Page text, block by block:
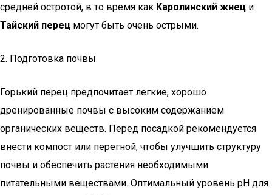
средней остротой, в то время как Каролинский жнец и
Тайский перец могут быть очень острыми.
2. Подготовка почвы
Горький перец предпочитает легкие, хорошо
дренированные почвы с высоким содержанием
органических веществ. Перед посадкой рекомендуется
внести компост или перегной, чтобы улучшить структуру
почвы и обеспечить растения необходимыми
питательными веществами. Оптимальный уровень pH для